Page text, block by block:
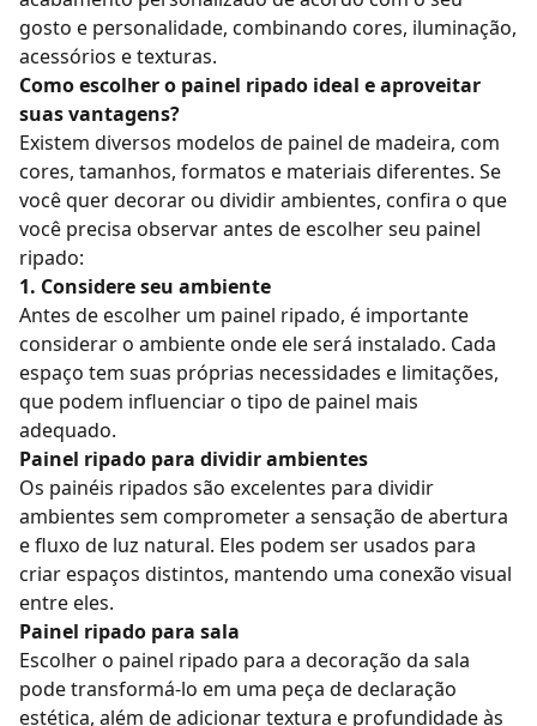
gosto e personalidade, combinando cores, iluminação,
acessórios e texturas.
Como escolher o painel ripado ideal e aproveitar
suas vantagens?
Existem diversos modelos de painel de madeira, com
cores, tamanhos, formatos e materiais diferentes. Se
você quer decorar ou dividir ambientes, confira o que
você precisa observar antes de escolher seu painel
ripado:
1. Considere seu ambiente
Antes de escolher um painel ripado, é importante
considerar o ambiente onde ele será instalado. Cada
espaço tem suas próprias necessidades e limitações,
que podem influenciar o tipo de painel mais
adequado.
Painel ripado para dividir ambientes
Os painéis ripados são excelentes para dividir
ambientes sem comprometer a sensação de abertura
e fluxo de luz natural. Eles podem ser usados para
criar espaços distintos, mantendo uma conexão visual
entre eles.
Painel ripado para sala
Escolher o painel ripado para a decoração da sala
pode transformá-lo em uma peça de declaração
estética, além de adicionar textura e profundidade às